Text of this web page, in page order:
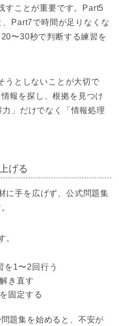
すことが重要です。Part5
Part7で時間が足りなくな
〜30秒で判断する練習を
うとしないことが大切で
報を探し、根拠を見つけ
」だけでなく「情報処理
げる
に手を広げず、公式問題集
。
を1〜2回行う
き直す
固定する
題集を始めると、不安が